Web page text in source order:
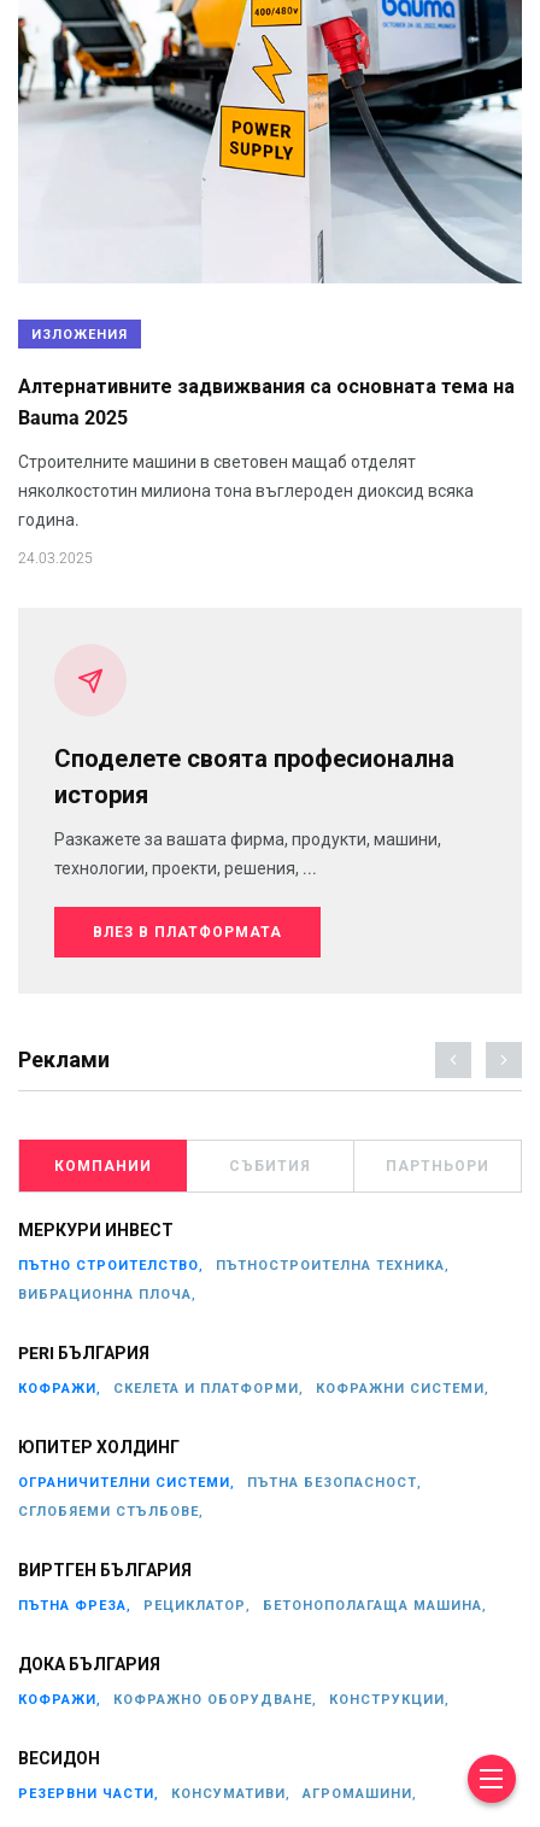
ИЗЛОЖЕНИЯ
Алтернативните задвижвания са основната тема на
Bauma 2025
Строителните машини в световен мащаб отделят
няколкостотин милиона тона въглероден диоксид всяка
година.
24.03.2025
Споделете своята професионална
история
Разкажете за вашата фирма, продукти, машини,
технологии, проекти, решения, ...
ВЛЕЗ В ПЛАТФОРМАТА
Реклами
КОМПАНИИ СЪБИТИЯ ПАРТНЬОРИ
МЕРКУРИ ИНВЕСТ
ПЪТНО СТРОИТЕЛСТВО,
ПЪТНОСТРОИТЕЛНА ТЕХНИКА,
ВИБРАЦИОННА ПЛОЧА,
PERI БЪЛГАРИЯ
КОФРАЖИ, СКЕЛЕТА И ПЛАТФОРМИ, КОФРАЖНИ СИСТЕМИ,
ЮПИТЕР ХОЛДИНГ
ОГРАНИЧИТЕЛНИ СИСТЕМИ,
ПЪТНА БЕЗОПАСНОСТ,
СГЛОБЯЕМИ СТЪЛБОВЕ,
ВИРТГЕН БЪЛГАРИЯ
ПЪТНА ФРЕЗА, РЕЦИКЛАТОР, БЕТОНОПОЛАГАЩА МАШИНА,
ДОКА БЪЛГАРИЯ
КОФРАЖИ, КОФРАЖНО ОБОРУДВАНЕ, КОНСТРУКЦИИ,
ВЕСИДОН
РЕЗЕРВНИ ЧАСТИ, КОНСУМАТИВИ, АГРОМАШИНИ,